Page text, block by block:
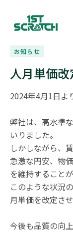
お知らせ
人月単価
2024年4月1日よ
弊社は、高水準
いりました。
しかしながら、
急激な円安、物
を維持すること
このような状況
月単価を改定さ
今後も品質の向